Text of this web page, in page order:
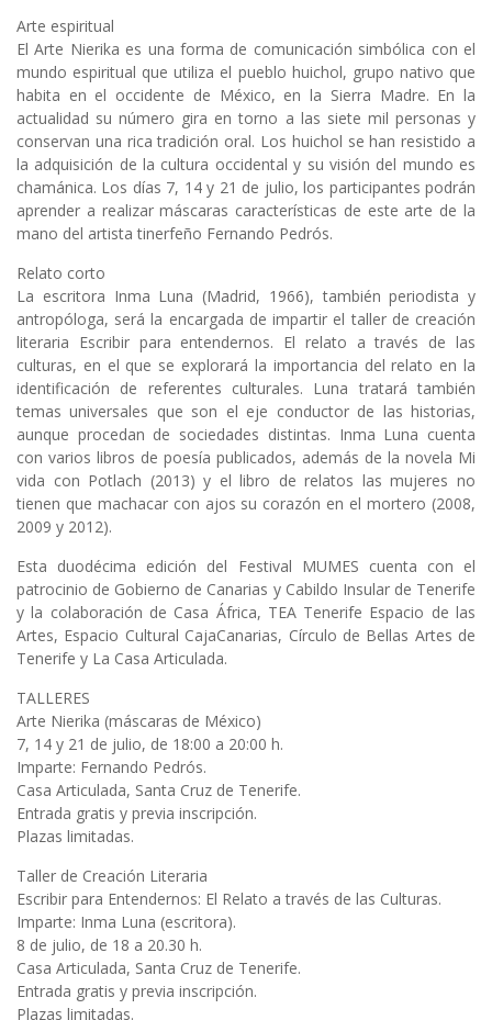
Arte espiritual
El Arte Nierika es una forma de comunicación simbólica con el
mundo espiritual que utiliza el pueblo huichol, grupo nativo que
habita en el occidente de México, en la Sierra Madre. En la
actualidad su número gira en torno a las siete mil personas y
conservan una rica tradición oral. Los huichol se han resistido a
la adquisición de la cultura occidental y su visión del mundo es
chamánica. Los días 7, 14 y 21 de julio, los participantes podrán
aprender a realizar máscaras características de este arte de la
mano del artista tinerfeño Fernando Pedrós.
Relato corto
La escritora Inma Luna (Madrid, 1966), también periodista y
antropóloga, será la encargada de impartir el taller de creación
literaria Escribir para entendernos. El relato a través de las
culturas, en el que se explorará la importancia del relato en la
identificación de referentes culturales. Luna tratará también
temas universales que son el eje conductor de las historias,
aunque procedan de sociedades distintas. Inma Luna cuenta
con varios libros de poesía publicados, además de la novela Mi
vida con Potlach (2013) y el libro de relatos las mujeres no
tienen que machacar con ajos su corazón en el mortero (2008,
2009 y 2012).
Esta duodécima edición del Festival MUMES cuenta con el
patrocinio de Gobierno de Canarias y Cabildo Insular de Tenerife
y la colaboración de Casa África, TEA Tenerife Espacio de las
Artes, Espacio Cultural CajaCanarias, Círculo de Bellas Artes de
Tenerife y La Casa Articulada.
TALLERES
Arte Nierika (máscaras de México)
7, 14 y 21 de julio, de 18:00 a 20:00 h.
Imparte: Fernando Pedrós.
Casa Articulada, Santa Cruz de Tenerife.
Entrada gratis y previa inscripción.
Plazas limitadas.
Taller de Creación Literaria
Escribir para Entendernos: El Relato a través de las Culturas.
Imparte: Inma Luna (escritora).
8 de julio, de 18 a 20.30 h.
Casa Articulada, Santa Cruz de Tenerife.
Entrada gratis y previa inscripción.
Plazas limitadas.